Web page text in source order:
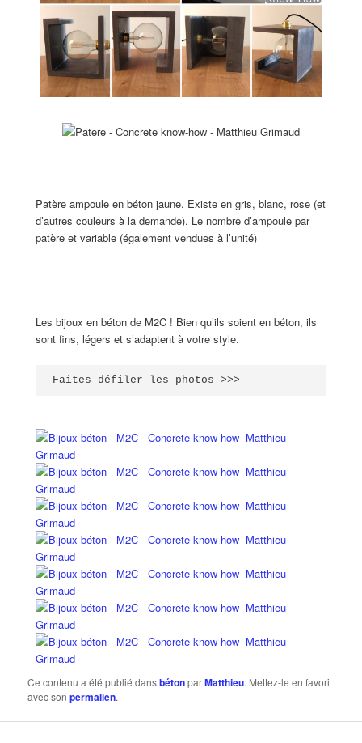
Patère ampoule en béton jaune. Existe en gris, blanc, rose (et
d’autres couleurs à la demande). Le nombre d’ampoule par
patère et variable (également vendues à l’unité)
Les bijoux en béton de M2C ! Bien qu’ils soient en béton, ils
sont fins, légers et s’adaptent à votre style.
Faites défiler les photos >>>
Ce contenu a été publié dansbétonparMatthieu. Mettez-le en favori
avec sonpermalien.